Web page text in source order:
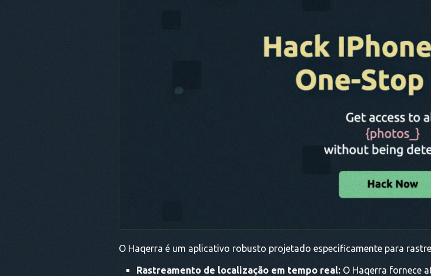
O Haqerra é um aplicativo robusto projetado especificamente para
Rastreamento de localização em tempo real: O Haqerra fornece